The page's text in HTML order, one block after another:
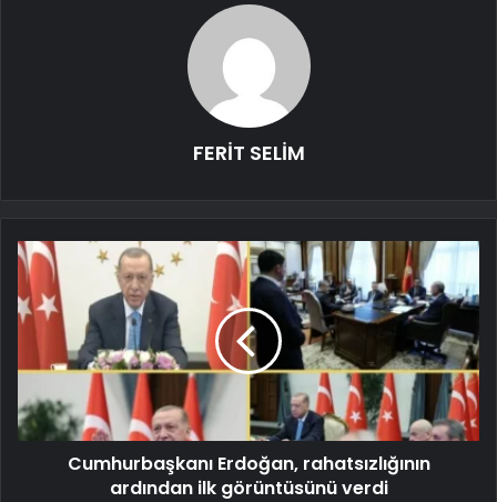
FERİT SELİM
Cumhurbaşkanı Erdoğan, rahatsızlığının
ardından ilk görüntüsünü verdi